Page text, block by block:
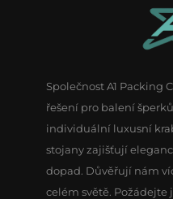
Společnost A1 Packing
řešení pro balení
individuální luxusní
stojany zajišťují
dopad. Důvěřují nám
celém světě. Požádejte